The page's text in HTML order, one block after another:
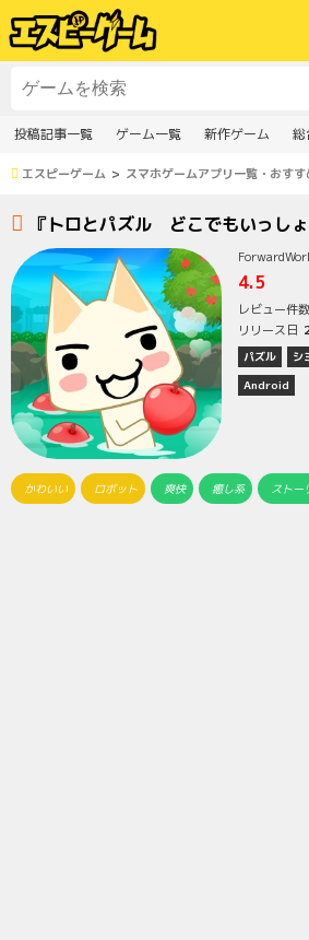
投稿記事一覧 ゲーム一覧 新作ゲーム 総
エスピーゲーム スマホゲームアプリ一覧・おす
『トロとパズル どこでもいっしょ
4.5
レビュー件数
リリース日
パズル シ
Android
かわいい ロボット 爽快 癒し系 ストー